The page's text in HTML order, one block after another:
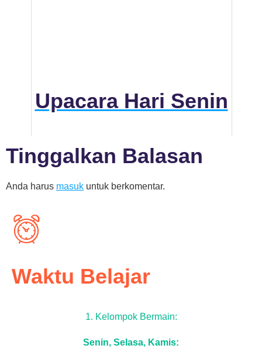
Upacara Hari Senin
Tinggalkan Balasan
Anda harus masuk untuk berkomentar.
Waktu Belajar
1. Kelompok Bermain:
Senin, Selasa, Kamis: